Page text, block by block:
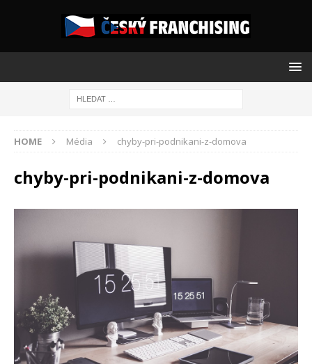
HOME Média chyby-pri-podnikani-z-domova
chyby-pri-podnikani-z-domova